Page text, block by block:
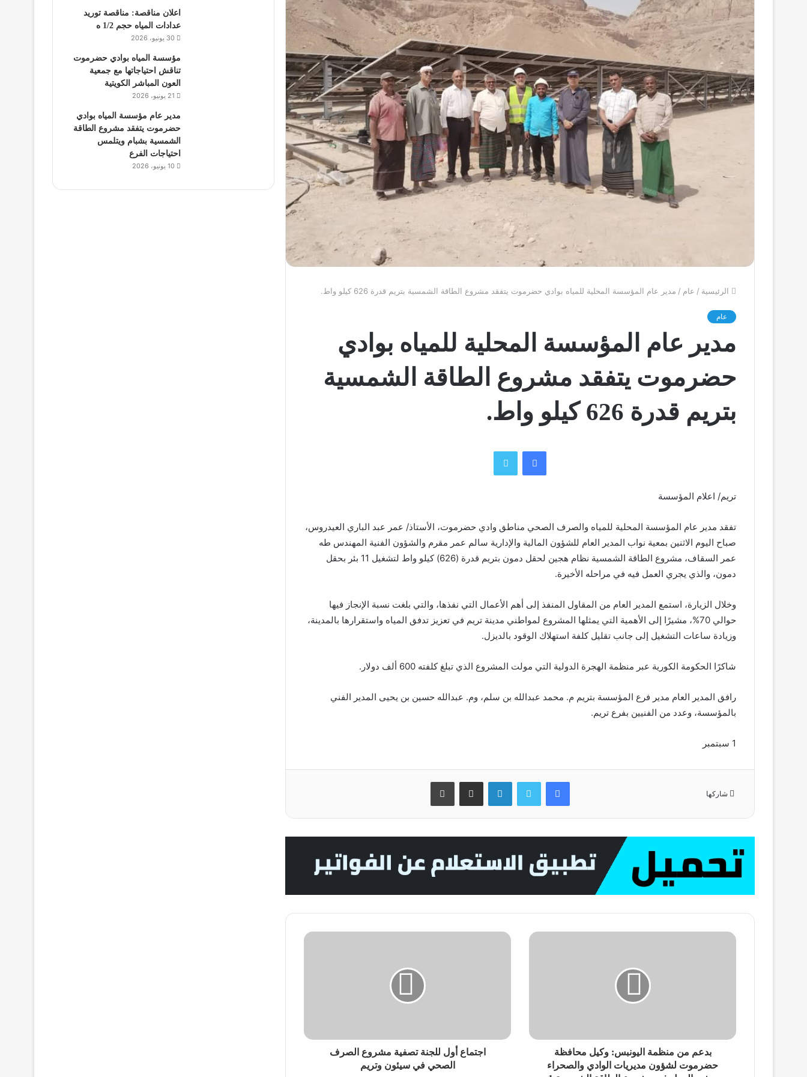
الرئيسية / عام / مدير عام المؤسسة المحلية للمياه بوادي حضرموت يتفقد مشروع الطاقة الشمسية بتريم قدرة 626 كيلو واط.
عام
مدير عام المؤسسة المحلية للمياه بوادي
حضرموت يتفقد مشروع الطاقة الشمسية
بتريم قدرة 626 كيلو واط.
فيسبوك تويتر
تريم/ اعلام المؤسسة
تفقد مدير عام المؤسسة المحلية للمياه والصرف الصحي مناطق وادي حضرموت، الأستاذ/ عمر عبد الباري العيدروس،
صباح اليوم الاثنين بمعية نواب المدير العام للشؤون المالية والإدارية سالم عمر مقرم والشؤون الفنية المهندس طه
عمر السقاف، مشروع الطاقة الشمسية نظام هجين لحقل دمون بتريم قدرة (626) كيلو واط لتشغيل 11 بئر بحقل
دمون، والذي يجري العمل فيه في مراحله الأخيرة.
وخلال الزيارة، استمع المدير العام من المقاول المنفذ إلى أهم الأعمال التي نفذها، والتي بلغت نسبة الإنجاز فيها
حوالي 70%، مشيرًا إلى الأهمية التي يمثلها المشروع لمواطني مدينة تريم في تعزيز تدفق المياه واستقرارها بالمدينة،
وزيادة ساعات التشغيل إلى جانب تقليل كلفة استهلاك الوقود بالديزل.
شاكرًا الحكومة الكورية عبر منظمة الهجرة الدولية التي مولت المشروع الذي تبلغ كلفته 600 ألف دولار.
رافق المدير العام مدير فرع المؤسسة بتريم م. محمد عبدالله بن سلم، وم. عبدالله حسين بن يحيى المدير الفني
بالمؤسسة، وعدد من الفنيين بفرع تريم.
1 سبتمبر
شاركها
فيسبوك تويتر لينكدإن مشاركة عبر البريد طباعة
‏بدعم من منظمة اليونبس: وكيل محافظة
حضرموت لشؤون مديريات الوادي والصحراء
اجتماع أول للجنة تصفية مشروع الصرف
الصحي في سيئون وتريم
اعلان مناقصة: مناقصة توريد
عدادات المياه حجم 1/2 ه
30 يونيو، 2026
مؤسسة المياه بوادي حضرموت
تناقش احتياجاتها مع جمعية
العون المباشر الكويتية
21 يونيو، 2026
مدير عام مؤسسة المياه بوادي
حضرموت يتفقد مشروع الطاقة
الشمسية بشبام ويتلمس
احتياجات الفرع
10 يونيو، 2026